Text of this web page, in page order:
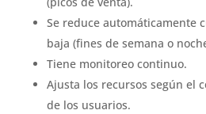
Se reduce automáticamente
baja (fines de semana o
Tiene monitoreo continuo.
Ajusta los recursos según el
de los usuarios.